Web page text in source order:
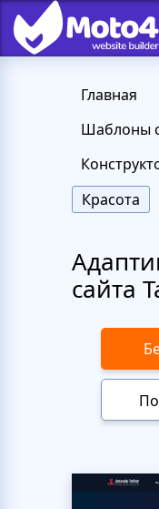
Главная
Шаблоны
Красота
сайта